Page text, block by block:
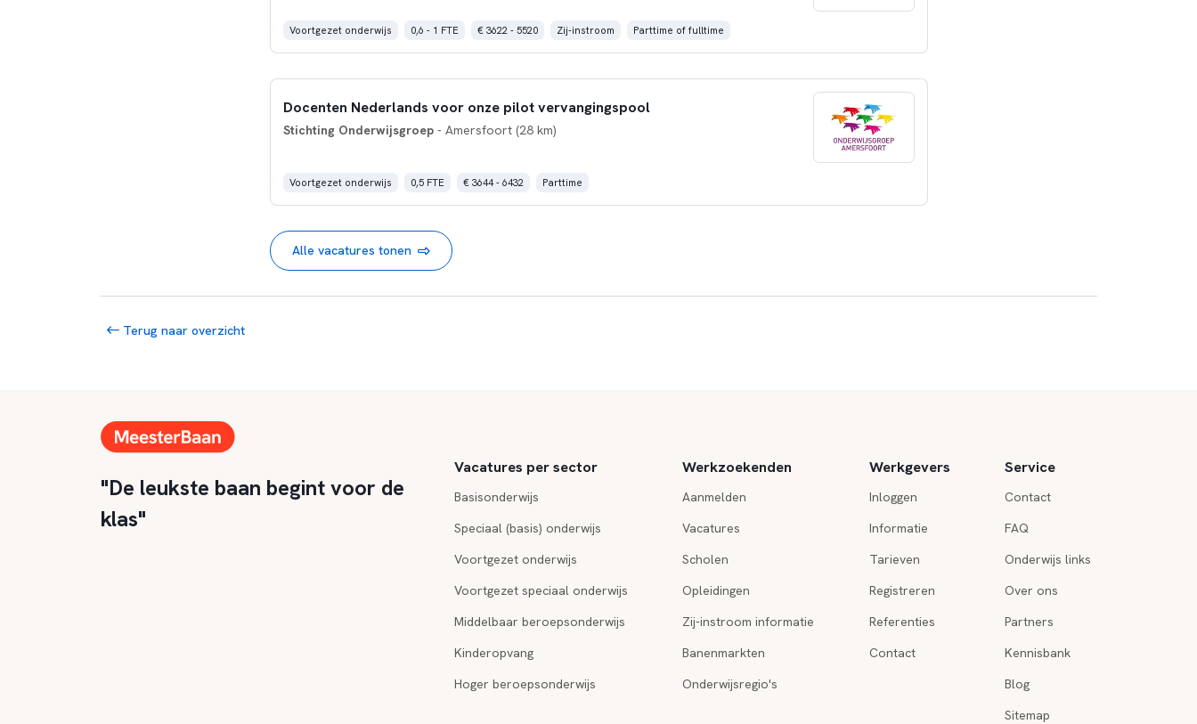
Voortgezet onderwijs 0,6 - 1 FTE € 3622 - 5520 Zij-instroom Parttime of fulltime
Docenten Nederlands voor onze pilot vervangingspool
Stichting Onderwijsgroep- Amersfoort (28 km)
Voortgezet onderwijs 0,5 FTE € 3644 - 6432 Parttime
Alle vacatures tonen
Terug naar overzicht
"De leukste baan begint voor de
klas"
Vacatures per sector
Basisonderwijs
Speciaal (basis) onderwijs
Voortgezet onderwijs
Voortgezet speciaal onderwijs
Middelbaar beroepsonderwijs
Kinderopvang
Hoger beroepsonderwijs
Werkzoekenden
Aanmelden
Vacatures
Scholen
Opleidingen
Zij-instroom informatie
Banenmarkten
Onderwijsregio's
Werkgevers
Inloggen
Informatie
Tarieven
Registreren
Referenties
Contact
Service
Contact
FAQ
Onderwijs links
Over ons
Partners
Kennisbank
Blog
Sitemap